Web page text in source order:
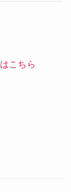
こちら